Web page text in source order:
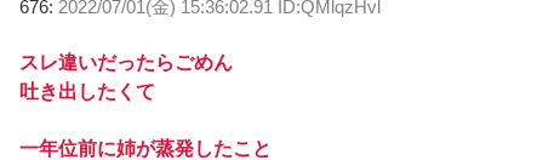
676: 2022/07/01(金) 15:36:02.91 ID:QMlqzHvl
スレ違いだったらごめん
吐き出したくて
一年位前に姉が蒸発したこと